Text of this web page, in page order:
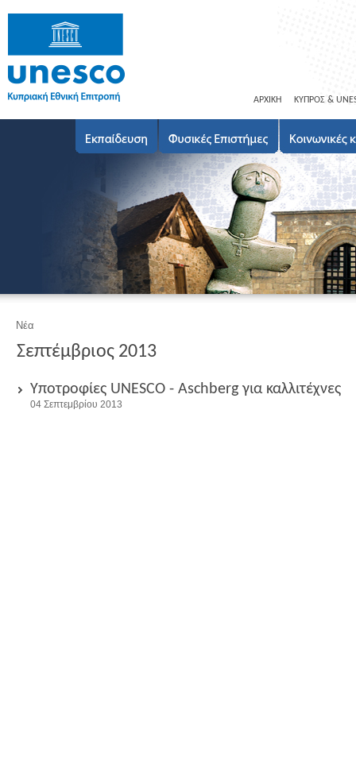
ΑΡΧΙΚΗ ΚΥΠΡΟΣ &
Νέα
Σεπτέμβριος 2013
Υποτροφίες UNESCO - Aschberg για καλλιτέχνες
04 Σεπτεμβρίου 2013